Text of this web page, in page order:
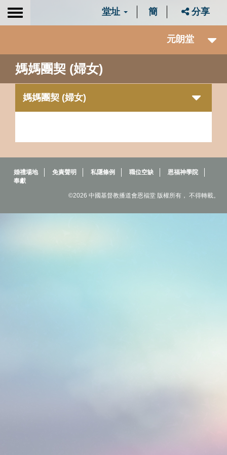
Toggle
堂址 簡 分享
元朗堂
媽媽團契 (婦女)
媽媽團契 (婦女)
婚禮場地 免責聲明 私隱條例 職位空缺
恩福神學院
奉獻
©2026 中國基督教播道會恩福堂 版權所有， 不得轉載。